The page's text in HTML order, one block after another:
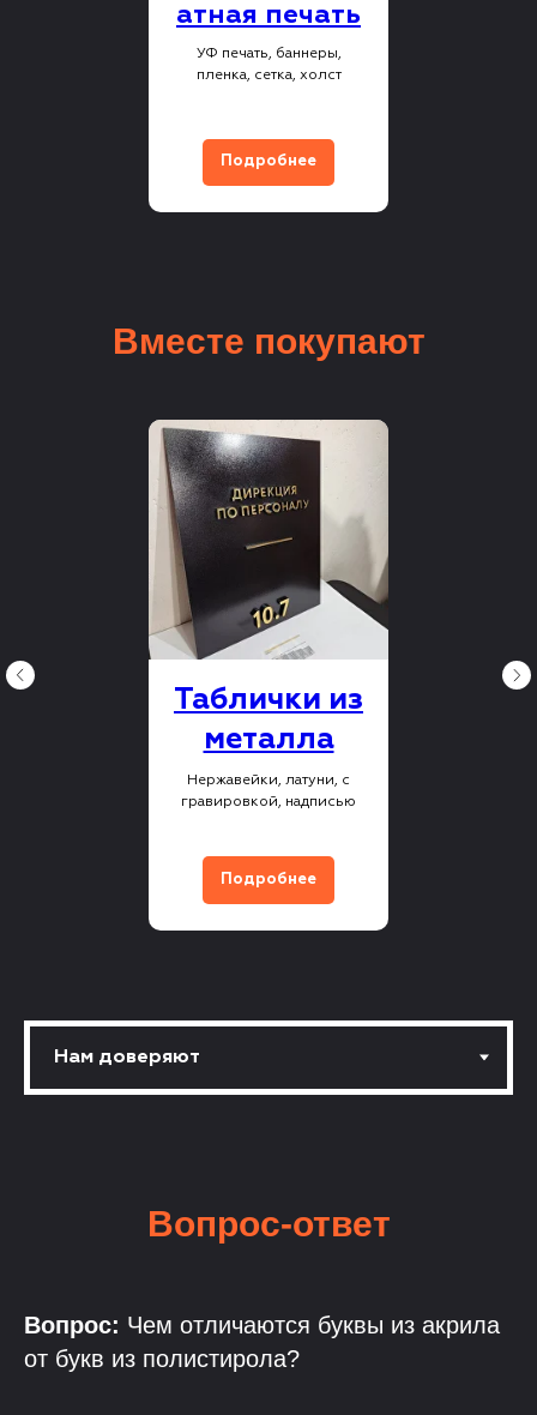
атная печать
УФ печать, баннеры,
пленка, сетка, холст
Подробнее
Вместе покупают
Таблички из
металла
Нержавейки, латуни, с
гравировкой, надписью
Подробнее
Вопрос-ответ
Вопрос: Чем отличаются буквы из акрила
от букв из полистирола?